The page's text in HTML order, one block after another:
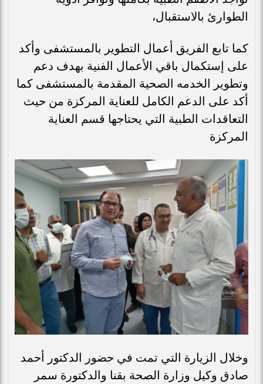
الطوارئ بالاستقبال،
كما تابع الفريق أعمال التطوير بالمستشفى وأكد
على إستكمال باقي الأعمال الفنية بهدف دعم
وتطوير الخدمه الصحية المقدمة بالمستشفى كما
أكد على الدعم الكامل للعناية المركزة من حيث
التعاقدات الطبية التي يحتاجها قسم العناية
المركزة
وخلال الزيارة التي تمت في حضور الدكتور أحمد
صادق وكيل وزارة الصحة بقنا والدكتورة سمر